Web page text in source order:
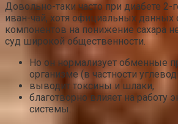
Довольно-таки часто при диабете 2-
иван-чай, хотя официальных данных
компонентов на понижение сахара
суд широкой общественности.
Но он нормализует обменные
организме (в частности
выводит токсины и шлаки,
благотворно влияет на работу
системы.